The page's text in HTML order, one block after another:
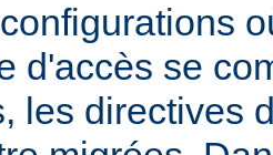
d'accès se
les directives